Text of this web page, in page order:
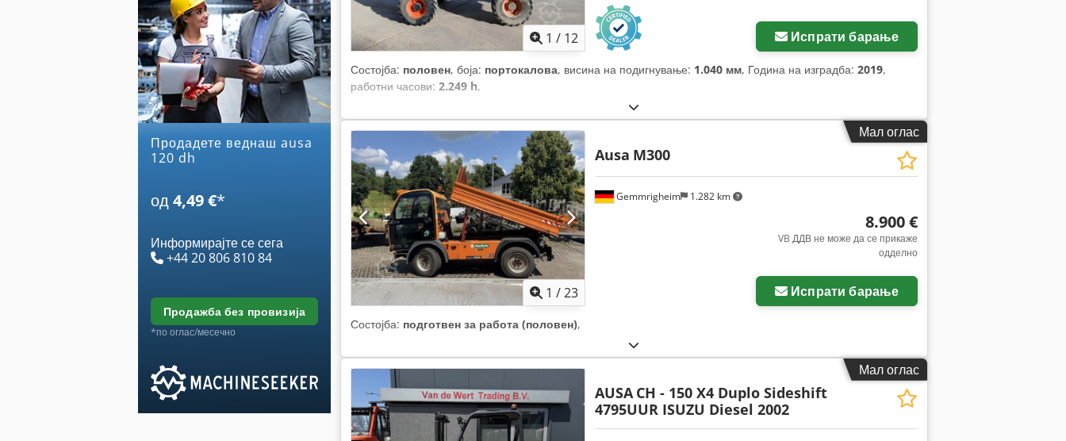
Продадете веднаш ausa
120 dh
од4,49 €*
Информирајте се сега
+44 20 806 810 84
продажба без провизија
*по оглас/месечно
1 / 12 Испрати барање
Состојба: половен, боја: портокалова, висина на подигнување: 1.040 мм, Година на изградба: 2019,
работни часови: 2.249 h,
Мал оглас
1 /23
Gemmrigheim 1.282 km
Ausa M300
8.900 €
VB ДДВ не може да се прикаже
одделно
Испрати барање
Состојба: подготвен за работа (половен),
Мал оглас
AUSA CH - 150 X4 Duplo Sideshift
4795UUR ISUZU Diesel 2002